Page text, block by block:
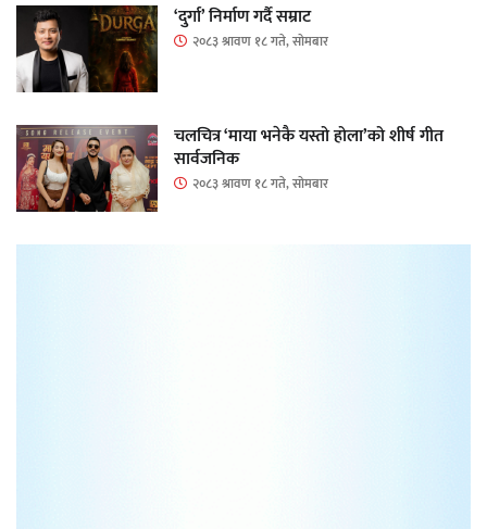
‘दुर्गा’ निर्माण गर्दै सम्राट
२०८३ श्रावण १८ गते, सोमबार
चलचित्र ‘माया भनेकै यस्तो होला’को शीर्ष गीत
सार्वजनिक
२०८३ श्रावण १८ गते, सोमबार